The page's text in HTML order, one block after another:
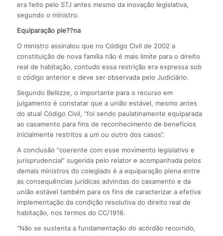
era feito pelo STJ antes mesmo da inovação legislativa,
segundo o ministro.
Equiparação ple??na
O ministro assinalou que no Código Civil de 2002 a
constituição de nova família não é mais limite para o direito
real de habitação, contudo essa restrição era expressa sob
o código anterior e deve ser observada pelo Judiciário.
Segundo Bellizze, o importante para o recurso em
julgamento é constatar que a união estável, mesmo antes
do atual Código Civil, “foi sendo paulatinamente equiparada
ao casamento para fins de reconhecimento de benefícios
inicialmente restritos a um ou outro dos casos”.
A conclusão “coerente com esse movimento legislativo e
jurisprudencial” sugerida pelo relator e acompanhada pelos
demais ministros do colegiado é a equiparação plena entre
as consequências jurídicas advindas do casamento e da
união estável também para os fins de caracterizar a efetiva
implementação da condição resolutiva do direito real de
habitação, nos termos do CC/1916.
“Não se sustenta a fundamentação do acórdão recorrido,